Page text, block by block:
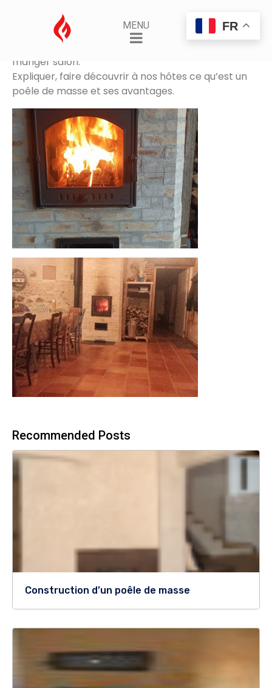
MENU
Gîte écologique « la Trêve »
12 mars 2026 Hamethyst
Chauffer LA grande pièce du gite, cuisine salle a
manger salon.
Expliquer, faire découvrir à nos hôtes ce qu’est un
poêle de masse et ses avantages.
Recommended Posts
Construction d’un poêle de masse
FR